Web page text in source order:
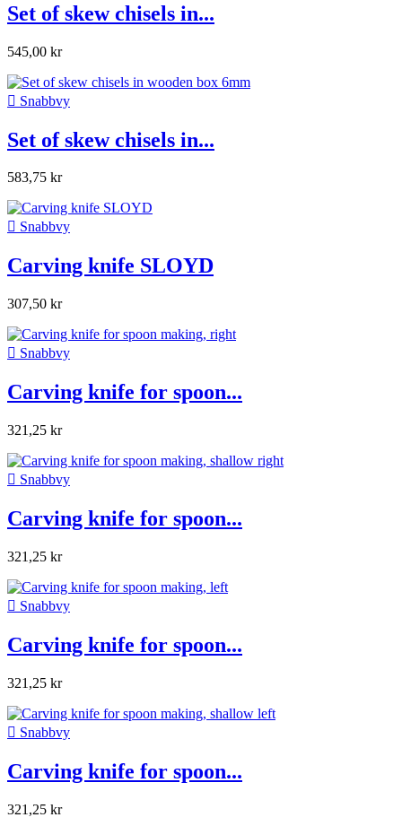
Set of skew chisels in...
545,00 kr
 Snabbvy
Set of skew chisels in...
583,75 kr
 Snabbvy
Carving knife SLOYD
307,50 kr
 Snabbvy
Carving knife for spoon...
321,25 kr
 Snabbvy
Carving knife for spoon...
321,25 kr
 Snabbvy
Carving knife for spoon...
321,25 kr
 Snabbvy
Carving knife for spoon...
321,25 kr